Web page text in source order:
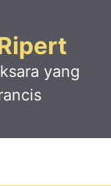
yang